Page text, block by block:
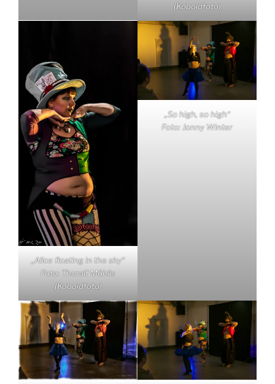
(Koboldfoto)
„Alice floating in the sky“
Foto: Thoralf Möhlis
(Koboldfoto)
„So high, so high“
Foto: Jonny Winter